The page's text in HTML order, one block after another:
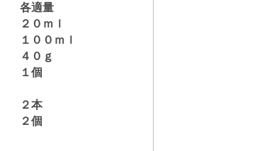
各適量
２０ｍｌ
１００ｍｌ
４０ｇ
１個
２本
２個